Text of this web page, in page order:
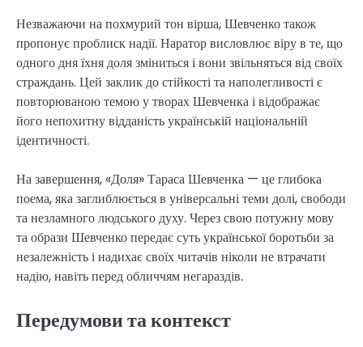
Незважаючи на похмурий тон вірша, Шевченко також
пропонує проблиск надії. Наратор висловлює віру в те, що
одного дня їхня доля зміниться і вони звільняться від своїх
страждань. Цей заклик до стійкості та наполегливості є
повторюваною темою у творах Шевченка і відображає
його непохитну відданість українській національній
ідентичності.
На завершення, «Доля» Тараса Шевченка — це глибока
поема, яка заглиблюється в універсальні теми долі, свободи
та незламного людського духу. Через свою потужну мову
та образи Шевченко передає суть української боротьби за
незалежність і надихає своїх читачів ніколи не втрачати
надію, навіть перед обличчям негараздів.
Передумови та контекст